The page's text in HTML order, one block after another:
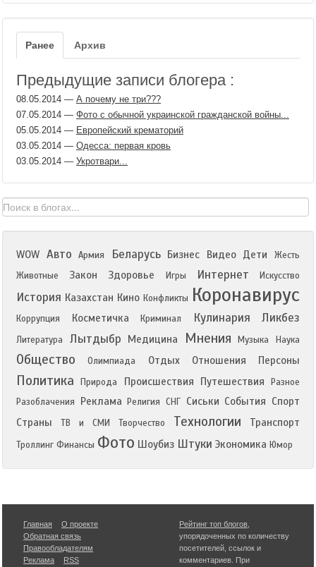
Ранее Архив
Предыдущие записи блогера :
08.05.2014 — А почему не три???
07.05.2014 — Фото с обычной украинской гражданской войны...
05.05.2014 — Европейский крематорий
03.05.2014 — Одесса: первая кровь
03.05.2014 — Укротвари...
WOW Авто Армия Беларусь Бизнес Видео Дети
Жесть
Животные
Закон Здоровье Игры Интернет Искусство
История Казахстан Кино Конфликты Коронавирус
Коррупция Косметичка Криминал Кулинария Ликбез
Литература Лытдыбр Медицина Мнения Музыка Наука
Общество Олимпиада Отдых Отношения Персоны
Политика Природа Происшествия Путешествия
Разное
Разоблачения
Реклама Религия СНГ Сиськи События Спорт
Страны
ТВ и СМИ Творчество Технологии Транспорт
Троллинг Финансы Фото Шоубиз Штуки Экономика Юмор
Главная
О проекте
Обратная связь
Правообладателям
Реклама
RSS
Рейтинг топ блогов
упорядоченных по количеству
посетителей, ссылок и
комментариев. При